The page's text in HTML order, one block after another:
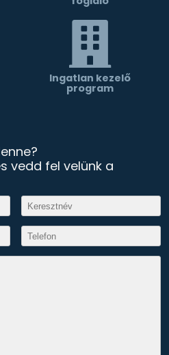
Ingatlan kezelő
program
vedd fel velünk a